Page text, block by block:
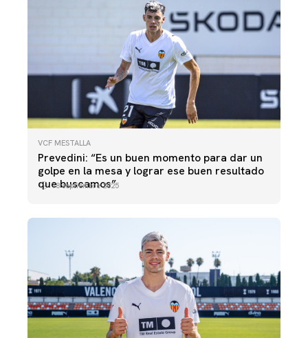
VCF MESTALLA
Prevedini: “Es un buen momento para dar un
golpe en la mesa y lograr ese buen resultado
que buscamos”
18 septiembre 2025